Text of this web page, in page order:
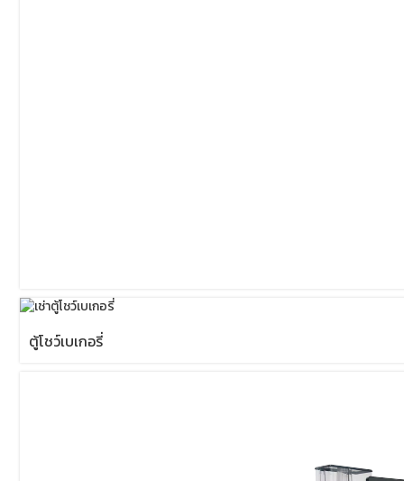
ตู้โชว์เบเกอรี่